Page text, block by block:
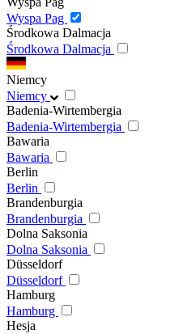
Wyspa Pag
Środkowa Dalmacja
Środkowa Dalmacja
Niemcy
Niemcy
Badenia-Wirtembergia
Badenia-Wirtembergia
Bawaria
Bawaria
Berlin
Berlin
Brandenburgia
Brandenburgia
Dolna Saksonia
Dolna Saksonia
Düsseldorf
Düsseldorf
Hamburg
Hamburg
Hesja